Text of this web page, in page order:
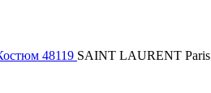
SAINT LAURENT Paris